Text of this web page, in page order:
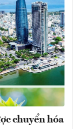
chuyển hóa